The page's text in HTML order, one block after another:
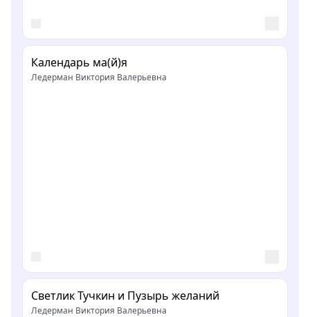
Календарь ма(й)я
Ледерман Виктория Валерьевна
Светлик Тучкин и Пузырь желаний
Ледерман Виктория Валерьевна